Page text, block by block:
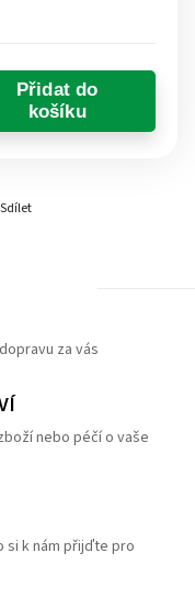
Přidat do
košíku
Sdílet
za vás
nebo péčí o vaše
si k nám přijďte pro